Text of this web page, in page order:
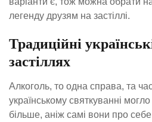
легенду друзям на застіллі.
Традиційні
застіллях
Алкоголь, то одна справа, та
українському святкуванні
більше, аніж самі вони про